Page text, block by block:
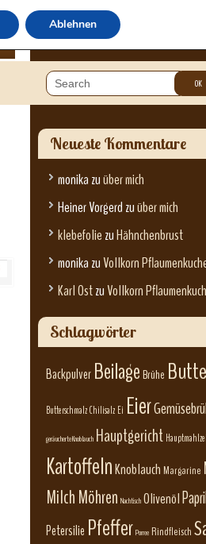
Neueste Kommentare
monika zuüber mich
Heiner Vorgerd zuüber mich
klebefolie zuHähnchenbrust
monika zuVollkorn
Karl OstzuVollkorn
Schlagwörter
Backpulver BeilageBrühe
ButterschmalzChilisalz Ei Eier
geräucherte Knoblauch Hauptgericht
KartoffelnKnoblauch Margarine
MilchMöhren Nachtisch Olivenöl
Petersilie Pfeffer Porree Rindfleisch
Ablehnen